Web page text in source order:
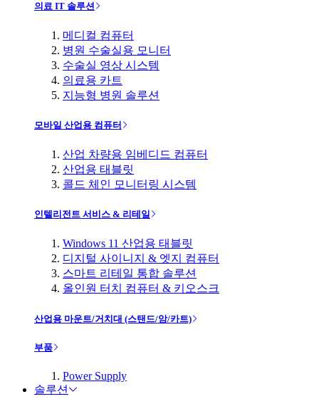
의료 IT 솔루션
메디컬 컴퓨터
병원 수술실용 모니터
수술실 영상 시스템
의료용 카트
지능형 병원 솔루션
모바일 산업용 컴퓨터
산업 차량용 임베디드 컴퓨터
산업용 태블릿
콜드 체인 모니터링 시스템
인텔리전트 서비스 & 리테일
Windows 11 산업용 태블릿
디지털 사이니지 & 엣지 컴퓨터
스마트 리테일 통합 솔루션
올인원 터치 컴퓨터 & 키오스크
산업용 마운트/거치대 (스탠드/암/카트)
부품
Power Supply
솔루션